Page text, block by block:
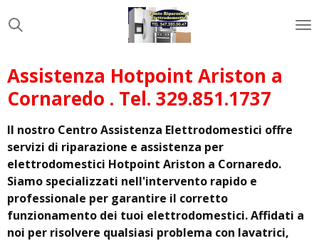
al
principale
Assistenza Hotpoint Ariston a
Cornaredo . Tel. 329.851.1737
Il nostro Centro Assistenza Elettrodomestici offre
servizi di riparazione e assistenza per
elettrodomestici Hotpoint Ariston a Cornaredo.
Siamo specializzati nell'intervento rapido e
professionale per garantire il corretto
funzionamento dei tuoi elettrodomestici. Affidati a
noi per risolvere qualsiasi problema con lavatrici,